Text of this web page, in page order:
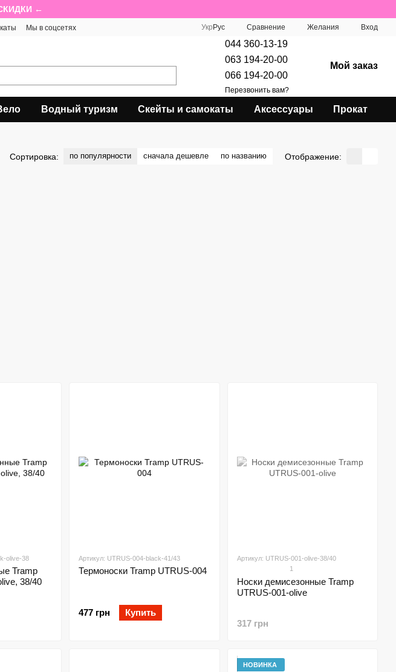
←
Мы в соцсетях
Укр Рус Сравнение Желания Вход
044 360-13-19
063 194-20-00
066 194-20-00
Перезвонить вам?
Мой заказ
Водный туризм Скейты и самокаты Аксессуары Прокат
Сортировка: по популярности сначала дешевле по названию Отображение:
olive-38
Tramp
38/40
Артикул: UTRUS-004-black-41/43
Термоноски Tramp UTRUS-004
477 грн Купить
Артикул: UTRUS-001-olive-38/40
1
Носки демисезонные Tramp
UTRUS-001-olive
317 грн
НОВИНКА